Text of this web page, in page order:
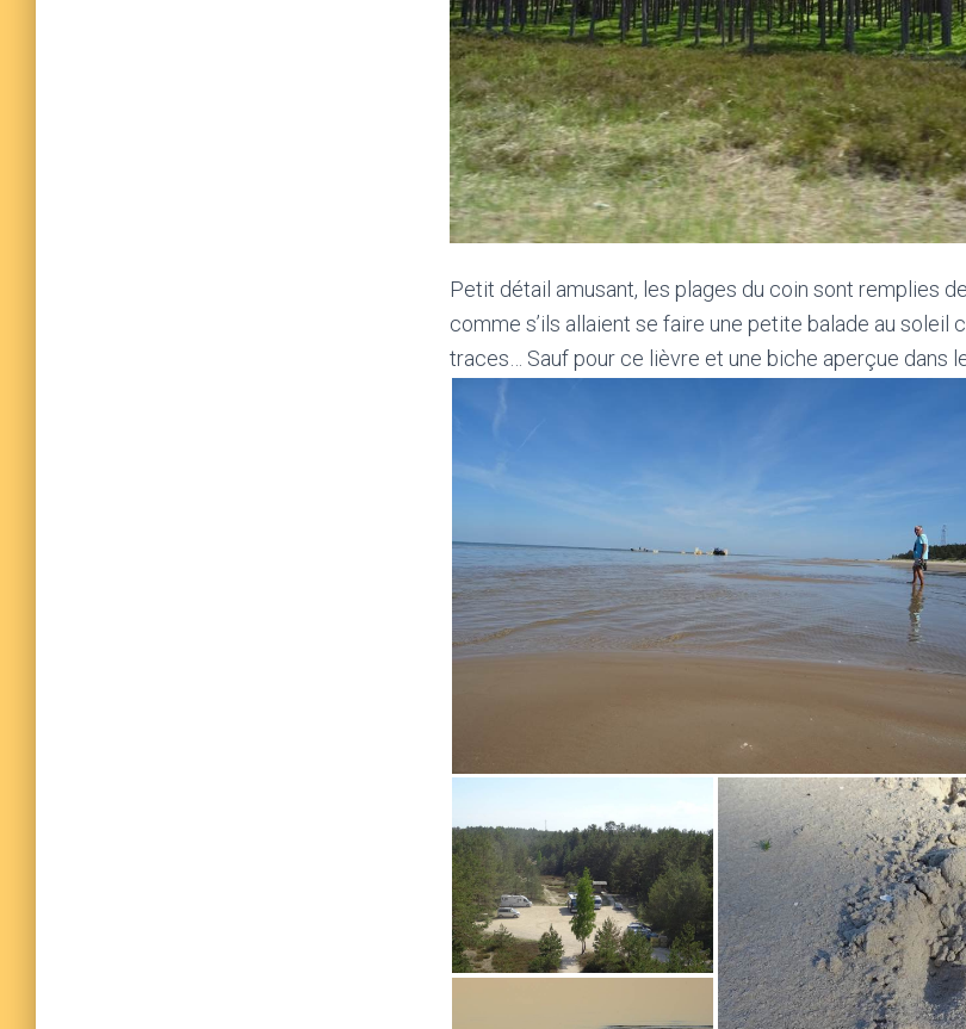
Petit détail amusant, les plages du coin sont remplies de
comme s’ils allaient se faire une petite balade au soleil
traces… Sauf pour ce lièvre et une biche aperçue dans